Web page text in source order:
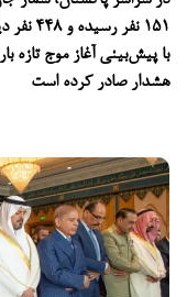
۱۵۱
هشدار صادر کرده است